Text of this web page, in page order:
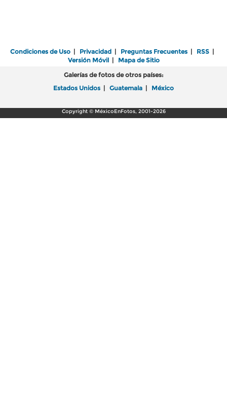
Condiciones de Uso | Privacidad | Preguntas Frecuentes | RSS |
Versión Móvil| Mapa de Sitio
Galerías de fotos de otros países:
Estados Unidos | Guatemala | México
Copyright © MéxicoEnFotos, 2001-2026